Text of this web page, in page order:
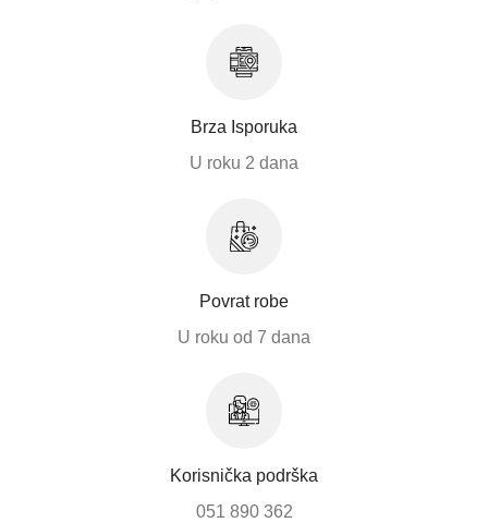
Brza Isporuka
U roku 2 dana
Povrat robe
U roku od 7 dana
Korisnička podrška
051 890 362